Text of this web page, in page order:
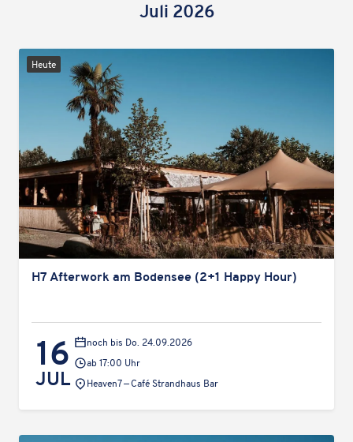
Juli 2026
Heute
H7 After­work am Boden­see (2+1 Happy Hour)
16
JUL
noch bis Do. 24.09.2026
ab 17:00 Uhr
Veranstaltungsort:
Heaven7 — Café Strand­haus Bar